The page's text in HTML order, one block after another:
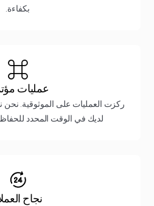
بكفاءة.
عمليات
ركزت العمليات على الموثوقية.
لديك في الوقت المحدد
نجاح